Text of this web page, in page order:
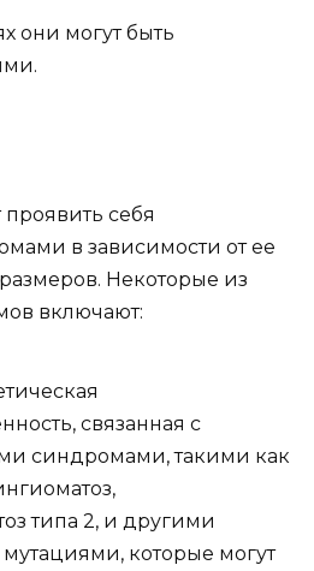
они могут быть
себя
в зависимости от ее
Некоторые из
включают:
связанная с
синдромами, такими как
типа 2, и другими
которые могут